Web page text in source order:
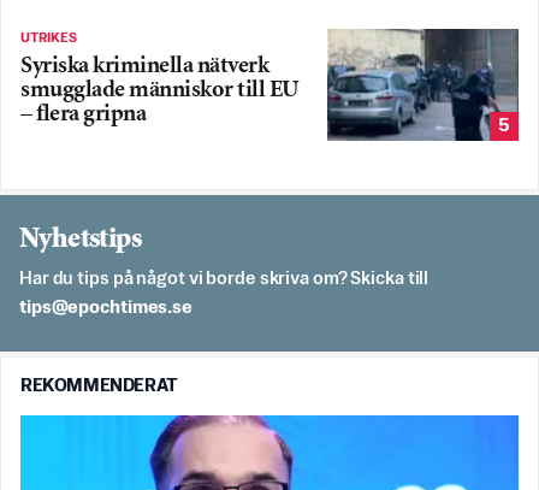
UTRIKES
Syriska kriminella nätverk
smugglade människor till EU
– flera gripna
5
Nyhetstips
Har du tips på något vi borde skriva om? Skicka till
es.semithcope@spit
REKOMMENDERAT